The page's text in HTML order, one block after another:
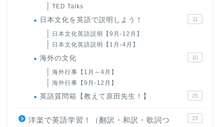
TED Talks
日本文化を英語で説明しよう！ 11
日本文化英語説明【9月-12月】
日本文化英語説明【1月-4月】
海外の文化 10
海外行事【1月～4月】
海外行事【9月-12月】
英語質問箱【教えて原田先生！】 25
洋楽で英語学習！（翻訳・和訳・歌詞つ
23